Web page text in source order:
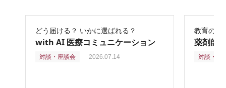
どう届ける？ いかに選ばれる？
with AI 医療コミュニケーション
対談・座談会 2026.07.14
教育の再
薬剤師
対談・座